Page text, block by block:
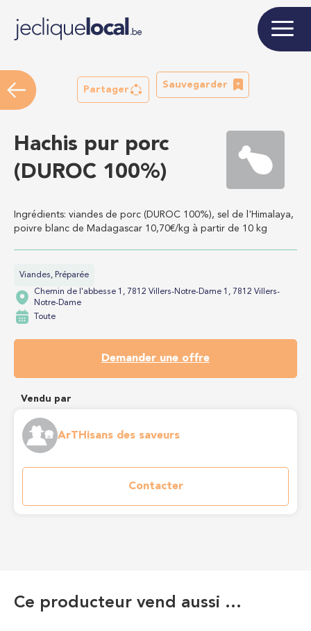
Partager
Sauvegarder
Hachis pur porc
(DUROC 100%)
Ingrédients: viandes de porc (DUROC 100%), sel de l'Himalaya,
poivre blanc de Madagascar 10,70€/kg à partir de 10 kg
Viandes, Préparée
Chemin de l'abbesse 1, 7812 Villers-Notre-Dame 1, 7812 Villers-
Notre-Dame
Toute
Demander une offre
Vendu par
ArTHisans des saveurs
Contacter
Ce producteur vend aussi …